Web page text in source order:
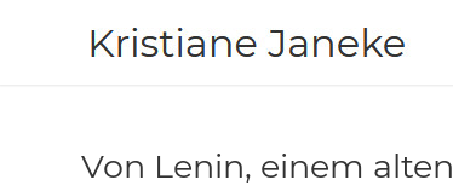
Von Lenin, einem